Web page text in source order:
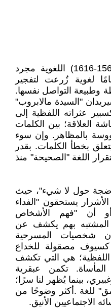
لم تكن أخطاء شايكسبير (1564-1616) اللغوية مجرد
لغوية زُرعت لتفجير
وطبيعة التواصل نفسها.
"السيدة مالابروب"
عثراته اللفظية إلى
العلاقة؛ بين الكلمات
بالمظاهر. وإن سوء
بخطأ الكلمات. بقدر
اللغة "الصحيحة" منذ
"ضجة حول لا شيء"، حيث
يستحقون "الفداء
أو أن "فهم الأشخاص
المشتبه بهم يكشف عن
شخصيات المسرحية
كسيوف مصقولة للخداع
هي التي تكشف
المأساة. تكمن عبقرية
بينما يُظهر لنا سرًا؛
للغة .أكثر وضوحًا من
الاجتماعيين الأنيق.